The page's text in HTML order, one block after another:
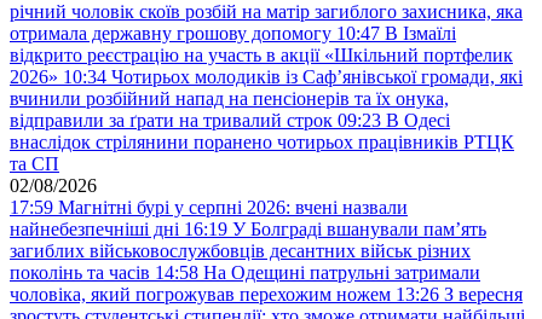
річний чоловік скоїв розбій на матір загиблого захисника, яка
отримала державну грошову допомогу 10:47 В Ізмаїлі
відкрито реєстрацію на участь в акції «Шкільний портфелик
2026» 10:34 Чотирьох молодиків із Саф’янівської громади, які
вчинили розбійний напад на пенсіонерів та їх онука,
відправили за ґрати на тривалий строк 09:23 В Одесі
внаслідок стрілянини поранено чотирьох працівників РТЦК
та СП
02/08/2026
17:59 Магнітні бурі у серпні 2026: вчені назвали
найнебезпечніші дні 16:19 У Болграді вшанували пам’ять
загиблих військовослужбовців десантних військ різних
поколінь та часів 14:58 На Одещині патрульні затримали
чоловіка, який погрожував перехожим ножем 13:26 З вересня